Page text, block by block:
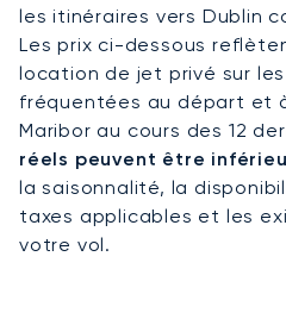
fondement de nos
accès complet au
chaque détail de votre
est géré avec un soin
permettant de voyager en
profiter de votre séjour en
compromis.
les itinéraires vers Dublin
Les prix ci-dessous
location de jet privé sur
fréquentées au départ et
Maribor au cours des 12
réels peuvent être
la saisonnalité, la
taxes applicables et les
votre vol.